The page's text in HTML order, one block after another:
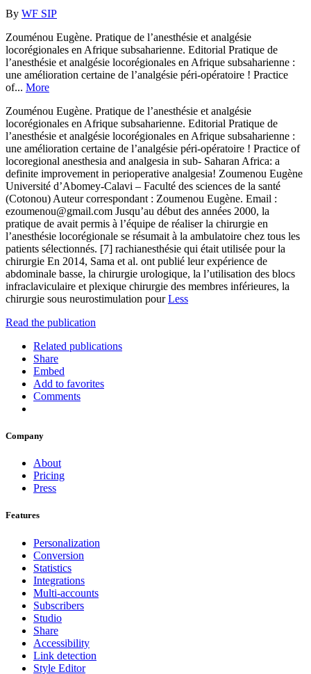
By WF SIP
Zouménou Eugène. Pratique de l’anesthésie et analgésie
locorégionales en Afrique subsaharienne. Editorial Pratique de
l’anesthésie et analgésie locorégionales en Afrique subsaharienne :
une amélioration certaine de l’analgésie péri-opératoire ! Practice
of... More
Zouménou Eugène. Pratique de l’anesthésie et analgésie
locorégionales en Afrique subsaharienne. Editorial Pratique de
l’anesthésie et analgésie locorégionales en Afrique subsaharienne :
une amélioration certaine de l’analgésie péri-opératoire ! Practice of
locoregional anesthesia and analgesia in sub- Saharan Africa: a
definite improvement in perioperative analgesia! Zoumenou Eugène
Université d’Abomey-Calavi – Faculté des sciences de la santé
(Cotonou) Auteur correspondant : Zoumenou Eugène. Email :
ezoumenou@gmail.com Jusqu’au début des années 2000, la
pratique de avait permis à l’équipe de réaliser la chirurgie en
l’anesthésie locorégionale se résumait à la ambulatoire chez tous les
patients sélectionnés. [7] rachianesthésie qui était utilisée pour la
chirurgie En 2014, Sama et al. ont publié leur expérience de
abdominale basse, la chirurgie urologique, la l’utilisation des blocs
infraclaviculaire et plexique chirurgie des membres inférieures, la
chirurgie sous neurostimulation pourLess
Read the publication
Related publications
Share
Embed
Add to favorites
Comments
Company
About
Pricing
Press
Features
Personalization
Conversion
Statistics
Integrations
Multi-accounts
Subscribers
Studio
Share
Accessibility
Link detection
Style Editor